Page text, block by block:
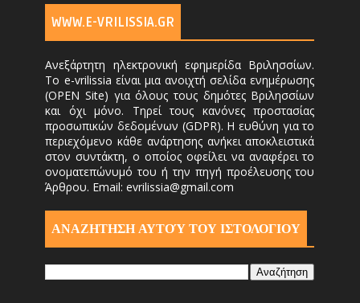
WWW.E-VRILISSIA.GR
Ανεξάρτητη ηλεκτρονική εφημερίδα Βριλησσίων.
Το e-vrilissia είναι μια ανοιχτή σελίδα ενημέρωσης
(OPEN Site) για όλους τους δημότες Βριλησσίων
και όχι μόνο. Τηρεί τους κανόνες προστασίας
προσωπικών δεδομένων (GDPR). Η ευθύνη για το
περιεχόμενο κάθε ανάρτησης ανήκει αποκλειστικά
στον συντάκτη, ο οποίος οφείλει να αναφέρει το
ονοματεπώνυμό του ή την πηγή προέλευσης του
Άρθρου. Email: evrilissia@gmail.com
ΑΝΑΖΗΤΗΣΗ ΑΥΤΟΎ ΤΟΥ ΙΣΤΟΛΟΓΙΟΥ